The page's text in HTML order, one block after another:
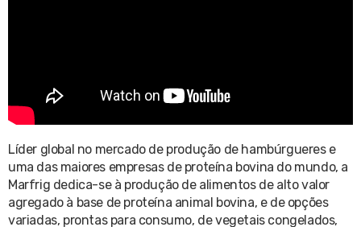
Líder global no mercado de produção de hambúrgueres e
uma das maiores empresas de proteína bovina do mundo, a
Marfrig dedica-se à produção de alimentos de alto valor
agregado à base de proteína animal bovina, e de opções
variadas, prontas para consumo, de vegetais congelados,